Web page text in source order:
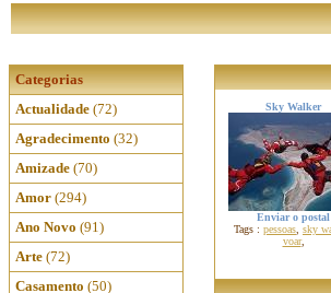
Categorias
Actualidade (72)
Agradecimento (32)
Amizade (70)
Amor (294)
Ano Novo (91)
Arte (72)
Casamento (50)
Sky Walker
Enviar o postal
Tags : pessoas sky
voar,